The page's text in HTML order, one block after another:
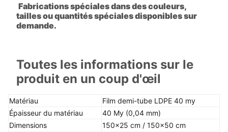
Fabrications spéciales dans des couleurs,
tailles ou quantités spéciales disponibles sur
demande.
Toutes les informations sur le
produit en un coup d'œil
Matériau
Film demi-tube LDPE 40 my
Épaisseur du matériau
40 My (0,04 mm)
Dimensions
150x25 cm / 150x50 cm